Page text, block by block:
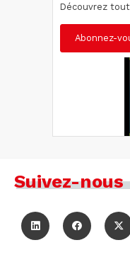
Découvrez
Abonnez-
Suivez-nous